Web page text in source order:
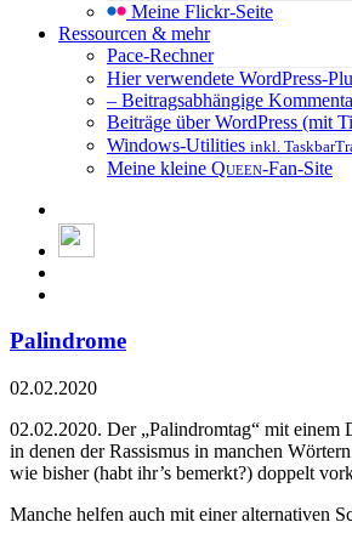
Meine Flickr-Seite
Ressourcen & mehr
Pace-Rechner
Hier verwendete WordPress-
– Beitragsabhängige
Beiträge über WordPress (mit
Windows-Utilities inkl.
Meine kleine Queen-Fan-Site
Palindrome
02.02.2020
02.02.2020. Der „Palindromtag“ mit einem
in denen der Rassismus in manchen
wie bisher (habt ihr’s bemerkt?) doppelt
Manche helfen auch mit einer alternativen